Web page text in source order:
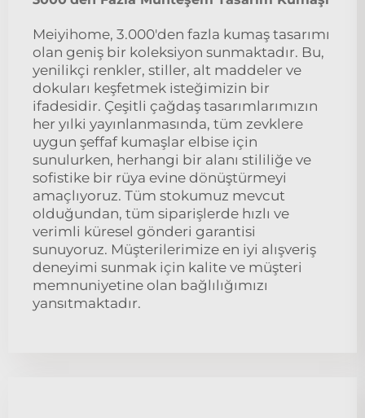
Meiyihome, 3.000'den fazla kumaş tasarımı
olan geniş bir koleksiyon sunmaktadır. Bu,
yenilikçi renkler, stiller, alt maddeler ve
dokuları keşfetmek isteğimizin bir
ifadesidir. Çeşitli çağdaş tasarımlarımızın
her yılki yayınlanmasında, tüm zevklere
uygun şeffaf kumaşlar elbise için
sunulurken, herhangi bir alanı stililiğe ve
sofistike bir rüya evine dönüştürmeyi
amaçlıyoruz. Tüm stokumuz mevcut
olduğundan, tüm siparişlerde hızlı ve
verimli küresel gönderi garantisi
sunuyoruz. Müşterilerimize en iyi alışveriş
deneyimi sunmak için kalite ve müşteri
memnuniyetine olan bağlılığımızı
yansıtmaktadır.